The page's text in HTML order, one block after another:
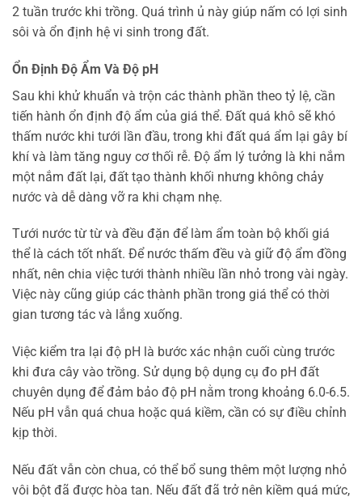
2 tuần trước khi trồng. Quá trình ủ này giúp nấm có lợi sinh
sôi và ổn định hệ vi sinh trong đất.
Ổn Định Độ Ẩm Và Độ pH
Sau khi khử khuẩn và trộn các thành phần theo tỷ lệ, cần
tiến hành ổn định độ ẩm của giá thể. Đất quá khô sẽ khó
thấm nước khi tưới lần đầu, trong khi đất quá ẩm lại gây bí
khí và làm tăng nguy cơ thối rễ. Độ ẩm lý tưởng là khi nắm
một nắm đất lại, đất tạo thành khối nhưng không chảy
nước và dễ dàng vỡ ra khi chạm nhẹ.
Tưới nước từ từ và đều đặn để làm ẩm toàn bộ khối giá
thể là cách tốt nhất. Để nước thấm đều và giữ độ ẩm đồng
nhất, nên chia việc tưới thành nhiều lần nhỏ trong vài ngày.
Việc này cũng giúp các thành phần trong giá thể có thời
gian tương tác và lắng xuống.
Việc kiểm tra lại độ pH là bước xác nhận cuối cùng trước
khi đưa cây vào trồng. Sử dụng bộ dụng cụ đo pH đất
chuyên dụng để đảm bảo độ pH nằm trong khoảng 6.0-6.5.
Nếu pH vẫn quá chua hoặc quá kiềm, cần có sự điều chỉnh
kịp thời.
Nếu đất vẫn còn chua, có thể bổ sung thêm một lượng nhỏ
vôi bột đã được hòa tan. Nếu đất đã trở nên kiềm quá mức,